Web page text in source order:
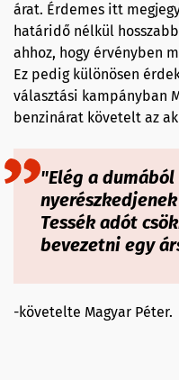
árat. Érdemes itt
határidő nélkül
ahhoz, hogy érvényben
Ez pedig különösen
választási kampányban
benzinárat követelt az
"Elég a
Tessék adót
bevezetni egy
-követelte Magyar Péter.